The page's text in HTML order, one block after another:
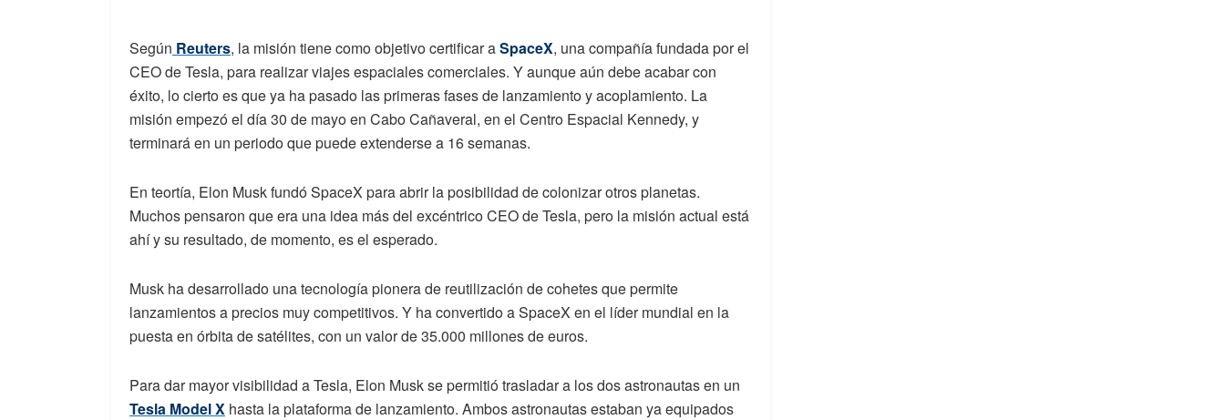
Según Reuters, la misión tiene como objetivo certificar aSpaceX, una compañía fundada por el
CEO de Tesla, para realizar viajes espaciales comerciales. Y aunque aún debe acabar con
éxito, lo cierto es que ya ha pasado las primeras fases de lanzamiento y acoplamiento. La
misión empezó el día 30 de mayo en Cabo Cañaveral, en el Centro Espacial Kennedy, y
terminará en un periodo que puede extenderse a 16 semanas.
En teortía, Elon Musk fundó SpaceX para abrir la posibilidad de colonizar otros planetas.
Muchos pensaron que era una idea más del excéntrico CEO de Tesla, pero la misión actual está
ahí y su resultado, de momento, es el esperado.
Musk ha desarrollado una tecnología pionera de reutilización de cohetes que permite
lanzamientos a precios muy competitivos. Y ha convertido a SpaceX en el líder mundial en la
puesta en órbita de satélites, con un valor de 35.000 millones de euros.
Para dar mayor visibilidad a Tesla, Elon Musk se permitió trasladar a los dos astronautas en un
Tesla Model X hasta la plataforma de lanzamiento. Ambos astronautas estaban ya equipados